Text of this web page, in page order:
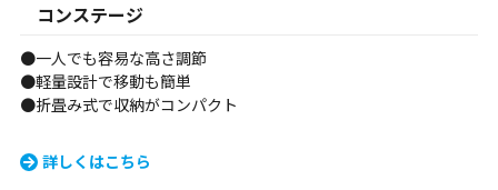
コンステージ
●一人でも容易な高さ調節
●軽量設計で移動も簡単
●折畳み式で収納がコンパクト
詳しくはこちら